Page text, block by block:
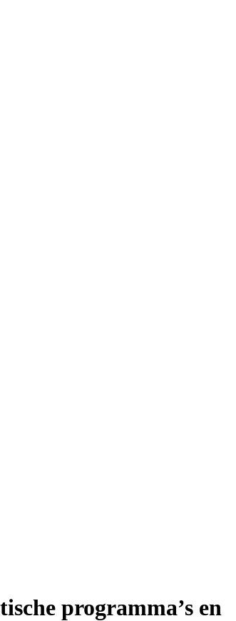
programma’s en